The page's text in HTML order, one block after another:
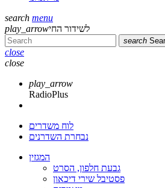
search menu
play_arrowלשידור החי
search
close
close
play_arrow
RadioPlus
לוח משדרים
נבחרת השדרנים
המגזין
גבעת חלפון, הסרט
פסטיבל שירי דיכאון